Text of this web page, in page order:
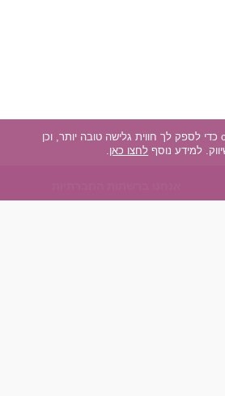
האתר עושה שימוש ב-cookies כדי לספק לך חווית גלישה טובה יותר, וכן
למידע נוסף לחצו כאן.